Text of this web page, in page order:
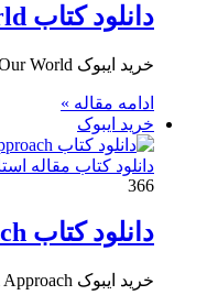
دانلود کتاب Cynefin Weaving Sense-Making into the Fabric of Our World
خرید ایبوک Cynefin Weaving Sense-Making into the Fabric of Our World برای دانلود کتاب Cynefin Weaving Sense-Making into the Fabric…
ادامه مقاله »
خرید ایبوک
دانلود کتاب مقاله
366
دانلود کتاب Understanding and Auditing Corporate Culture A Maturity Model Approach
خرید ایبوک Understanding and Auditing Corporate Culture A Maturity Model Approach برای دانلود کتاب Understanding and Auditing Corporate Culture A…